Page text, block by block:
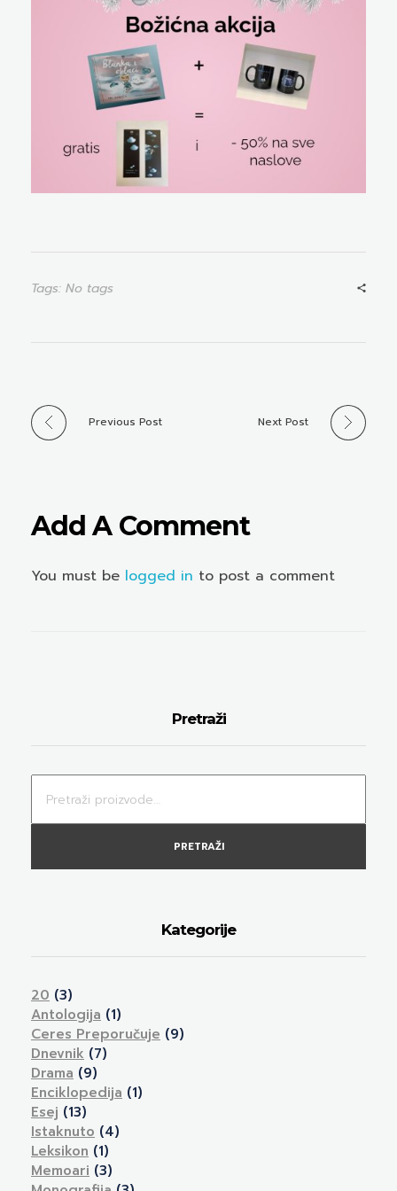
Tags: No tags
Previous Post Next Post
Add A Comment
You must be logged in to post a comment
Pretraži
PRETRAŽI
Kategorije
20 (3)
Antologija (1)
Ceres Preporučuje (9)
Dnevnik (7)
Drama (9)
Enciklopedija (1)
Esej (13)
Istaknuto (4)
Leksikon (1)
Memoari (3)